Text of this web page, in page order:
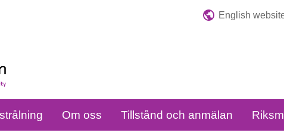
English
Om oss Tillstånd och anmälan